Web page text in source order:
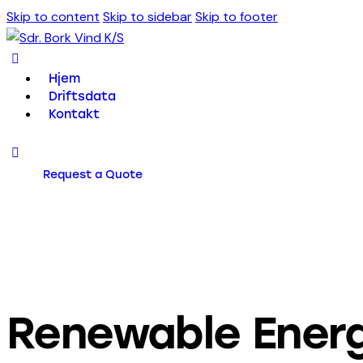
Skip to content Skip to sidebarSkip to footer
Hjem
Driftsdata
Kontakt
Request a Quote
Renewable